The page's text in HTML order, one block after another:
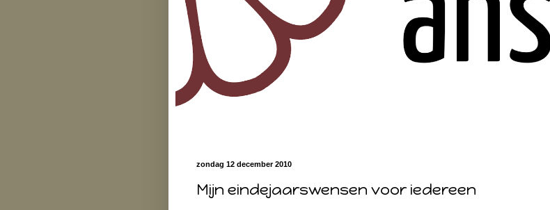
zondag 12 december 2010
Mijn eindejaarswensen voor iedereen